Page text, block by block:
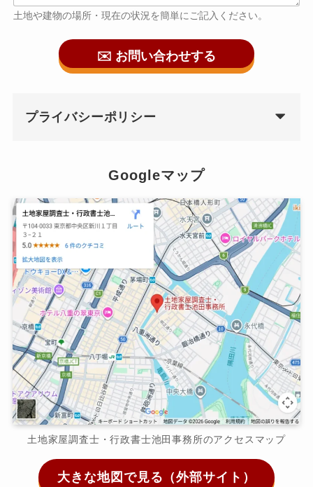
土地や建物の場所・現在の状況を簡単にご記入ください。
✉️ お問い合わせする
プライバシーポリシー
Googleマップ
土地家屋調査士・行政書士池田事務所のアクセスマップ
大きな地図で見る（外部サイト）